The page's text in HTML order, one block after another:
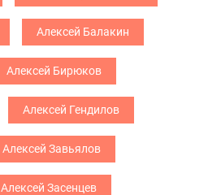
Алексей Балакин
Алексей Бирюков
Алексей Гендилов
Алексей Завьялов
Алексей Засенцев